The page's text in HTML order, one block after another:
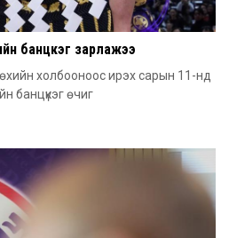
банцүкэг зарлажээ
холбооноос ирэх сарын 11-нд
банцүкэг өчиг